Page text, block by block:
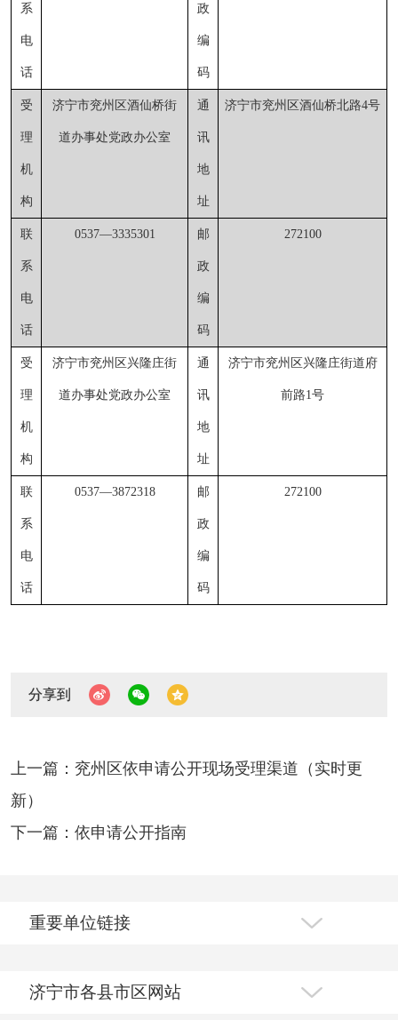
系
电
话
政
编
码
受
理
机
构
济宁市兖州区酒仙桥街
道办事处党政办公室
通
讯
地
址
济宁市兖州区酒仙桥北路4号
联
系
电
话
0537—3335301 邮
政
编
码
272100
受
理
机
构
济宁市兖州区兴隆庄街
道办事处党政办公室
通
讯
地
址
济宁市兖州区兴隆庄街道府
前路1号
联
系
电
话
0537—3872318 邮
政
编
码
272100
分享到
上一篇：兖州区依申请公开现场受理渠道（实时更
新）
下一篇：依申请公开指南
重要单位链接
济宁市各县市区网站